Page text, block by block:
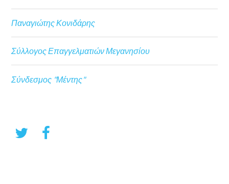
Παναγιώτης Κονιδάρης
Σύλλογος Επαγγελματιών Μεγανησίου
Σύνδεσμος "Μέντης"